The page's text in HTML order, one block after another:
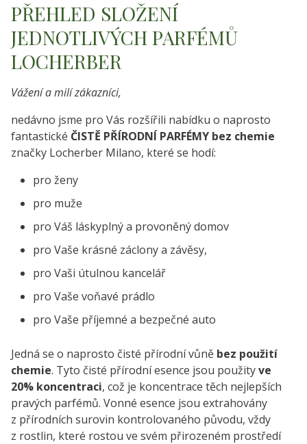
PŘEHLED SLOŽENÍ
JEDNOTLIVÝCH PARFÉMŮ
LOCHERBER
Vážení a milí zákazníci,
nedávno jsme pro Vás rozšířili nabídku o naprosto
fantastické ČISTĚ PŘÍRODNÍ PARFÉMY bez chemie
značky Locherber Milano, které se hodí:
pro ženy
pro muže
pro Váš láskyplný a provoněný domov
pro Vaše krásné záclony a závěsy,
pro Vaši útulnou kancelář
pro Vaše voňavé prádlo
pro Vaše příjemné a bezpečné auto
Jedná se o naprosto čisté přírodní vůně bez použití
chemie. Tyto čisté přírodní esence jsou použityve
20% koncentraci, což je koncentrace těch nejlepších
pravých parfémů. Vonné esence jsou extrahovány
z přírodních surovin kontrolovaného původu, vždy
z rostlin, které rostou ve svém přirozeném prostředí